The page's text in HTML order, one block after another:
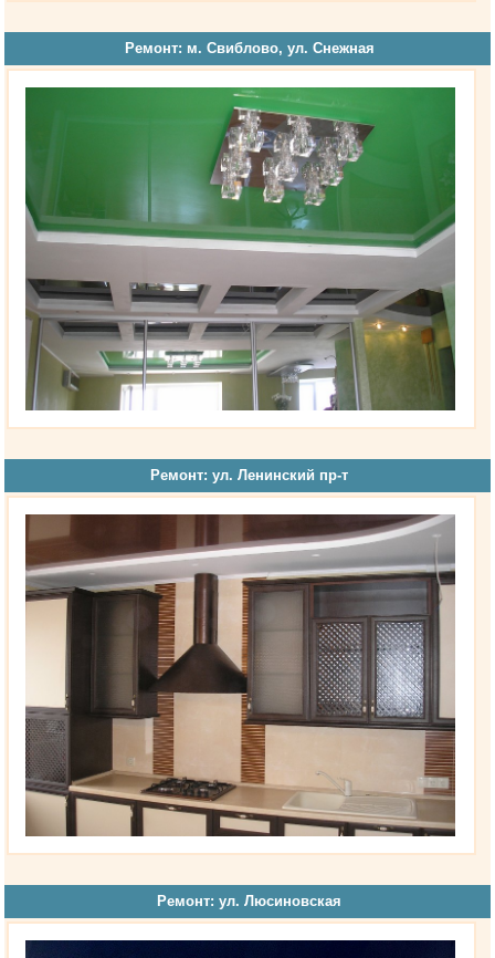
Ремонт: м. Свиблово, ул. Снежная
Ремонт: ул. Ленинский пр-т
Ремонт: ул. Люсиновская